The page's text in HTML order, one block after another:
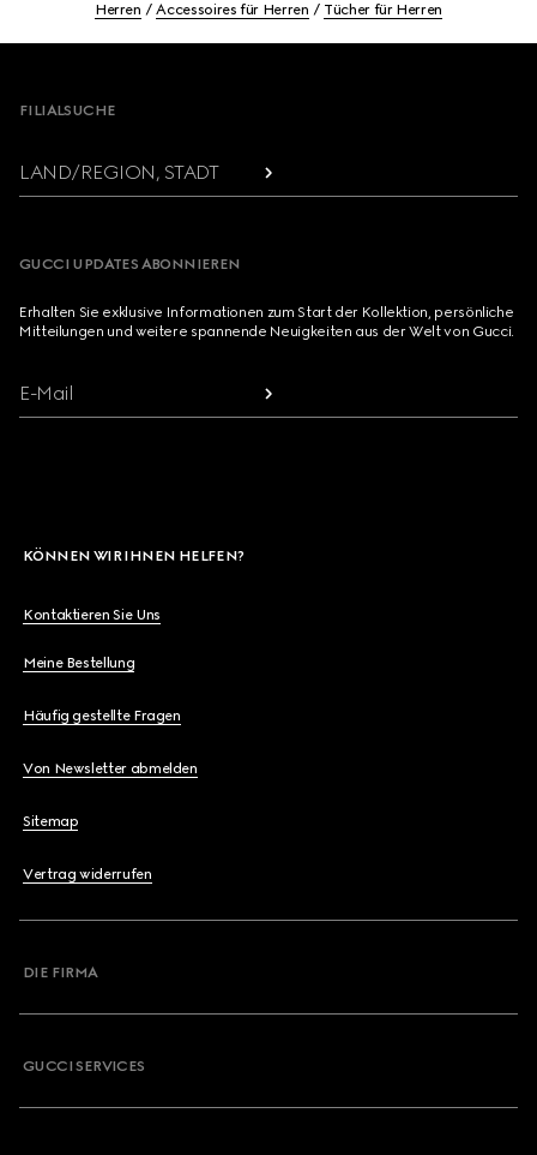
Herren Accessoires für Herren Tücher für Herren
FILIALSUCHE
LAND/REGION, STADT
GUCCI UPDATES ABONNIEREN
Erhalten Sie exklusive Informationen zum Start der Kollektion, persönliche
Mitteilungen und weitere spannende Neuigkeiten aus der Welt von Gucci.
E-Mail
KÖNNEN WIR IHNEN HELFEN?
Kontaktieren Sie Uns
Meine Bestellung
Häufig gestellte Fragen
Von Newsletter abmelden
Sitemap
Vertrag widerrufen
DIE FIRMA
GUCCI SERVICES